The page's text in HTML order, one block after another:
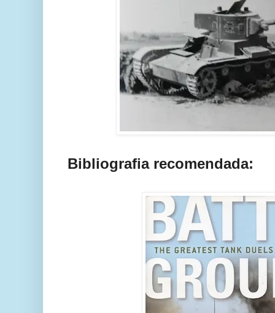
Bibliografia recomendada: